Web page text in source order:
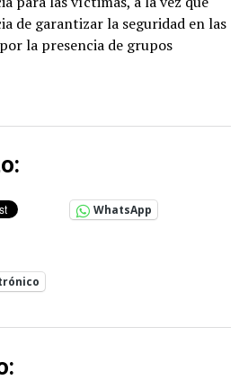
de garantizar la seguridad en las
la presencia de grupos
WhatsApp